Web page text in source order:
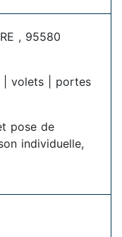
, 95580
| volets | portes
pose de
individuelle,